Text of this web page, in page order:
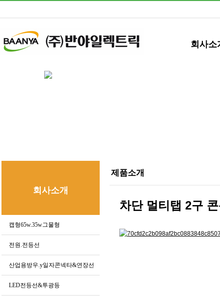
회사소
회사소개
캡형65w.35w그물형
전원.전등선
산업용방우.y일자콘넥타&연장선
LED전등선&투광등
제품소개
차단 멀티탭 2구